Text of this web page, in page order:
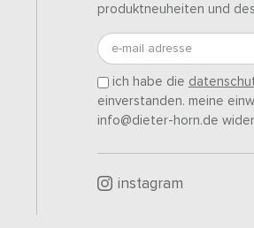
produktneuheiten und
e-mail adresse
ich habe die
einverstanden. meine
info@dieter-horn.de
instagram